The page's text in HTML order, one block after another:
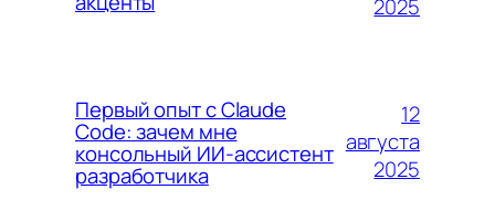
2025
Первый опыт с Claude
Code: зачем мне
консольный ИИ-ассистент
разработчика
12
августа
2025